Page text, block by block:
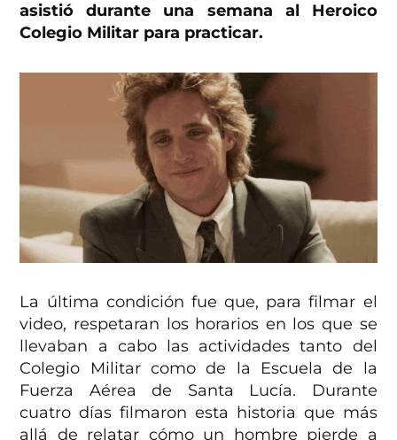
asistió durante una semana al Heroico
Colegio Militar para practicar.
La última condición fue que, para filmar el
video, respetaran los horarios en los que se
llevaban a cabo las actividades tanto del
Colegio Militar como de la Escuela de la
Fuerza Aérea de Santa Lucía. Durante
cuatro días filmaron esta historia que más
allá de relatar cómo un hombre pierde a